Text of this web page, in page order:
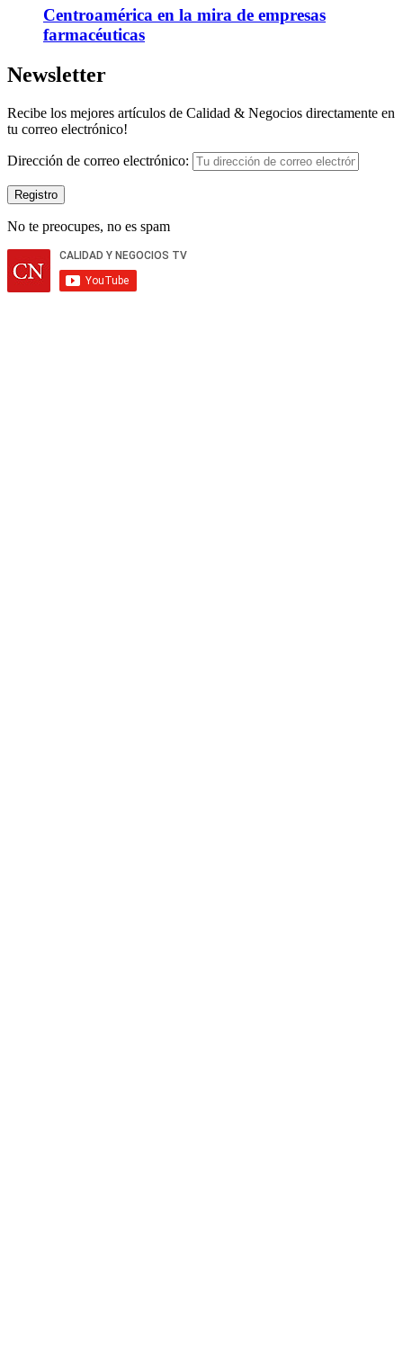
Centroamérica en la mira de empresas
farmacéuticas
Newsletter
Recibe los mejores artículos de Calidad & Negocios directamente en
tu correo electrónico!
Dirección de correo electrónico:
No te preocupes, no es spam